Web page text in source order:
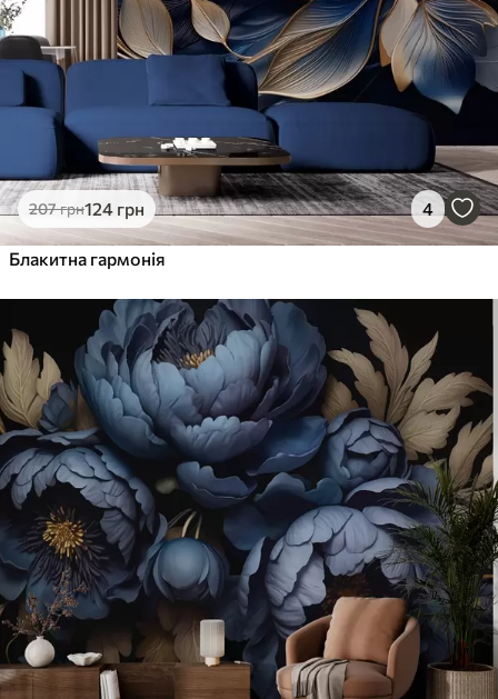
Преміум Вініл
1216730грн/м²
Peel and Stick
875грн/м²
207грн124 грн 4
Блакитна гармонія